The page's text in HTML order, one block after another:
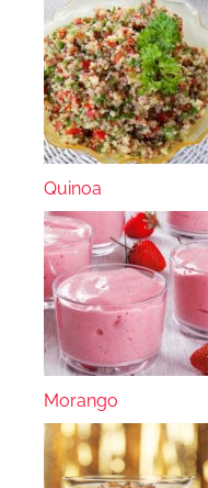
Quinoa
Morango